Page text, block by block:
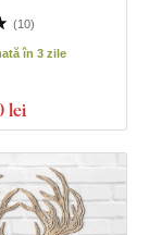
(10)
în 3 zile
lei